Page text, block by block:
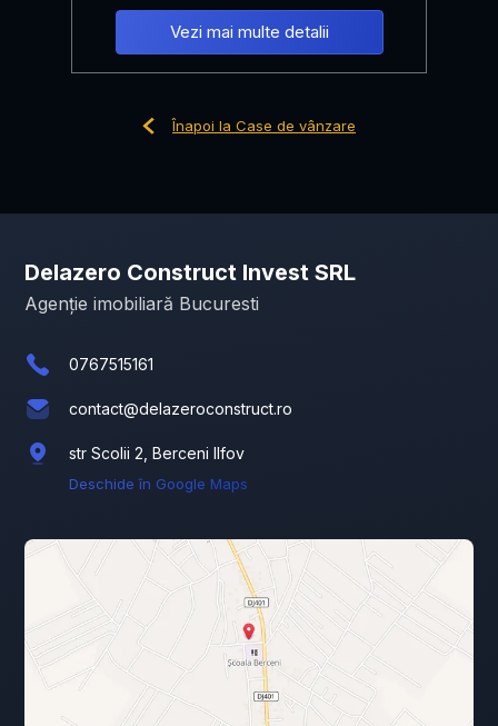
Vezi mai multe detalii
Înapoi la Case de vânzare
Delazero Construct Invest SRL
Agenție imobiliară Bucuresti
0767515161
contact@delazeroconstruct.ro
str Scolii 2, Berceni Ilfov
Deschide în Google Maps